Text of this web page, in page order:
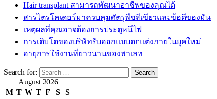
Hair transplant สามารถพัฒนาอาชีพของคุณได้
สารไตรโคเดอร์มาควบคุมศัตรูพืชสีเขียวและข้อดีของมัน
เหตุผลที่คุณอาจต้องการประตูหนีไฟ
การเติบโตของบริษัทรับออกแบบตกแต่งภายในยุคใหม่
อายุการใช้งานที่ยาวนานของพาเลท
Search for:
August 2026
M T W T F S
S